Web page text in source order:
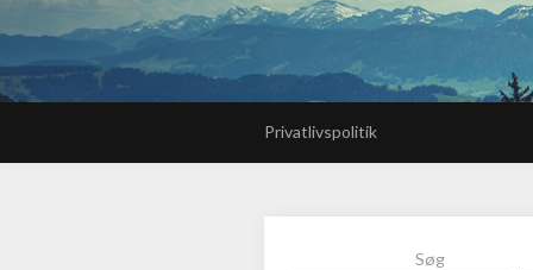
Privatlivspolitik
Søg